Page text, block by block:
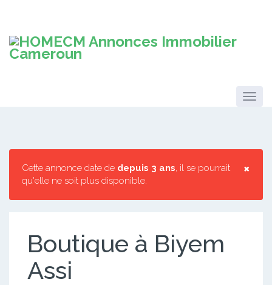
×
Cette annonce date de depuis 3 ans, il se pourrait
qu'elle ne soit plus disponible.
Boutique à Biyem
Assi